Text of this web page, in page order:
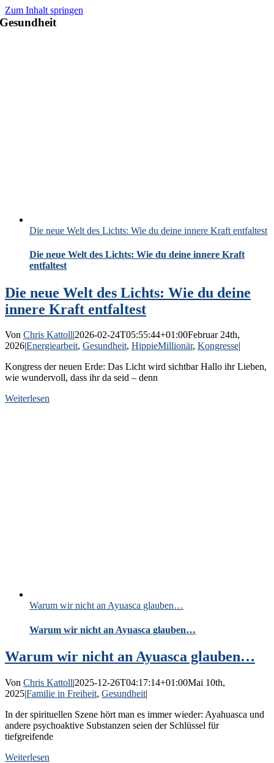
Zum Inhalt springen
Gesundheit
Die neue Welt des Lichts: Wie du deine innere Kraft entfaltest
Die neue Welt des Lichts: Wie du deine innere Kraft
entfaltest
Die neue Welt des Lichts: Wie du deine
innere Kraft entfaltest
Von Chris Kattoll|2026-02-24T05:55:44+01:00Februar 24th,
2026|Energiearbeit, Gesundheit, HippieMillionär, Kongresse|
Kongress der neuen Erde: Das Licht wird sichtbar Hallo ihr Lieben,
wie wundervoll, dass ihr da seid – denn
Weiterlesen
Warum wir nicht an Ayuasca glauben…
Warum wir nicht an Ayuasca glauben…
Warum wir nicht an Ayuasca glauben…
Von Chris Kattoll|2025-12-26T04:17:14+01:00Mai 10th,
2025|Familie in Freiheit, Gesundheit|
In der spirituellen Szene hört man es immer wieder: Ayahuasca und
andere psychoaktive Substanzen seien der Schlüssel für
tiefgreifende
Weiterlesen